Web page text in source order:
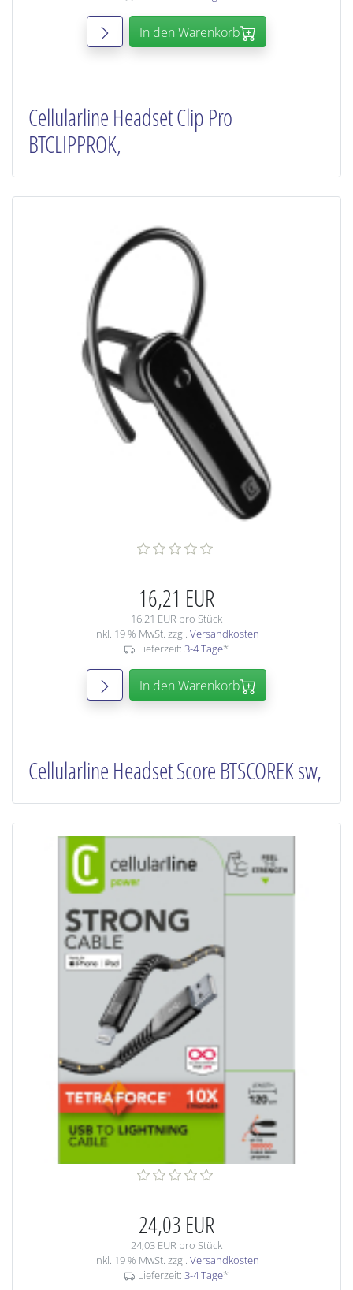
In den Warenkorb
Cellularline Headset Clip Pro
BTCLIPPROK,
16,21 EUR
16,21 EUR pro Stück
inkl. 19 % MwSt. zzgl. Versandkosten
Lieferzeit: 3-4 Tage*
In den Warenkorb
Cellularline Headset Score BTSCOREK sw,
24,03 EUR
24,03 EUR pro Stück
inkl. 19 % MwSt. zzgl. Versandkosten
Lieferzeit: 3-4 Tage*